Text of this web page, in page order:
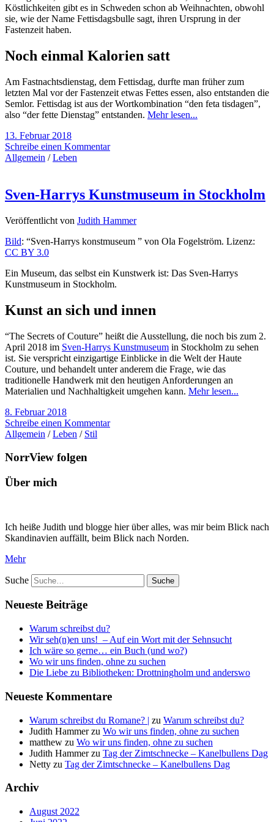
Köstlichkeiten gibt es in Schweden schon ab Weihnachten, obwohl
sie, wie der Name Fettisdagsbulle sagt, ihren Ursprung in der
Fastenzeit haben.
Noch einmal Kalorien satt
Am Fastnachtsdienstag, dem Fettisdag, durfte man früher zum
letzten Mal vor der Fastenzeit etwas Fettes essen, also entstanden die
Semlor. Fettisdag ist aus der Wortkombination “den feta tisdagen”,
also “der fette Dienstag” entstanden. Mehr lesen...
13. Februar 2018
Schreibe einen Kommentar
Allgemein /Leben
Sven-Harrys Kunstmuseum in Stockholm
Veröffentlicht von Judith Hammer
Bild: “Sven-Harrys konstmuseum ” von Ola Fogelström. Lizenz:
CC BY 3.0
Ein Museum, das selbst ein Kunstwerk ist: Das Sven-Harrys
Kunstmuseum in Stockholm.
Kunst an sich und innen
“The Secrets of Couture” heißt die Ausstellung, die noch bis zum 2.
April 2018 im Sven-Harrys Kunstmuseum in Stockholm zu sehen
ist. Sie verspricht einzigartige Einblicke in die Welt der Haute
Couture, und behandelt unter anderem die Frage, wie das
traditionelle Handwerk mit den heutigen Anforderungen an
Materialien und Nachhaltigkeit umgehen kann. Mehr lesen...
8. Februar 2018
Schreibe einen Kommentar
Allgemein /Leben / Stil
NorrView folgen
Über mich
Ich heiße Judith und blogge hier über alles, was mir beim Blick nach
Skandinavien auffällt, beim Blick nach Norden.
Mehr
Suche
Neueste Beiträge
Warum schreibst du?
Wir seh(n)en uns! – Auf ein Wort mit der Sehnsucht
Ich wäre so gerne… ein Buch (und wo?)
Wo wir uns finden, ohne zu suchen
Die Liebe zu Bibliotheken: Drottningholm und anderswo
Neueste Kommentare
Warum schreibst du Romane? | zu Warum schreibst du?
Judith Hammerzu Wo wir uns finden, ohne zu suchen
matthew zu Wo wir uns finden, ohne zu suchen
Judith Hammerzu Tag der Zimtschnecke – Kanelbullens Dag
Netty zu Tag der Zimtschnecke – Kanelbullens Dag
Archiv
August 2022